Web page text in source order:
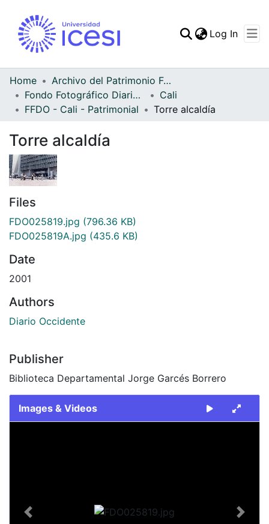
Statistics
Log In
Home
Archivo del Patrimonio Fotográfico y Fílmico del Valle del Cauca
Fondo Fotográfico Diario Occidente
Cali
FFDO - Cali - Patrimonial
Torre alcaldía
Torre alcaldía
Files
FDO025819.jpg (796.36 KB)
FDO025819A.jpg (435.6 KB)
Date
2001
Authors
Diario Occidente
Publisher
Biblioteca Departamental Jorge Garcés Borrero
Images & Videos
Previous Next